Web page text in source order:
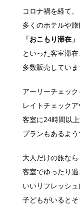
コロナ禍を経て、
多くのホテルや
「おこもり滞在
といった客室滞
多数販売していま
アーリーチェック
レイトチェック
客室に24時間以
プランもあるよう
大人だけの旅なら
客室でゆったり
いいリフレッシ
子どもがいるとそ